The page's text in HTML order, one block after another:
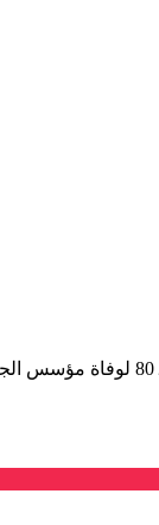
اعتقلت السلطات في تركيا